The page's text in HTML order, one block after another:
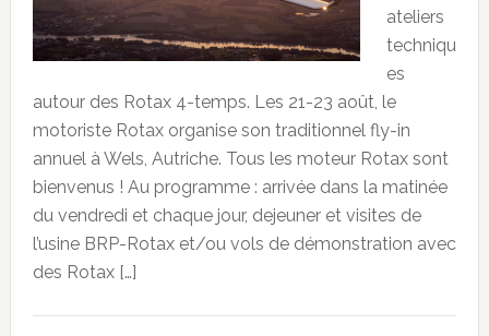
ateliers
techniqu
es
autour des Rotax 4-temps. Les 21-23 août, le
motoriste Rotax organise son traditionnel fly-in
annuel à Wels, Autriche. Tous les moteur Rotax sont
bienvenus ! Au programme : arrivée dans la matinée
du vendredi et chaque jour, dejeuner et visites de
l’usine BRP-Rotax et/ou vols de démonstration avec
des Rotax […]